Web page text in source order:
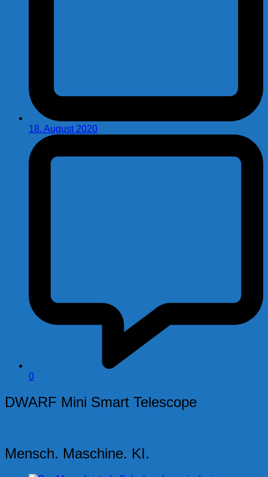
18. August 2020
0
DWARF Mini Smart Telescope
Mensch. Maschine. KI.